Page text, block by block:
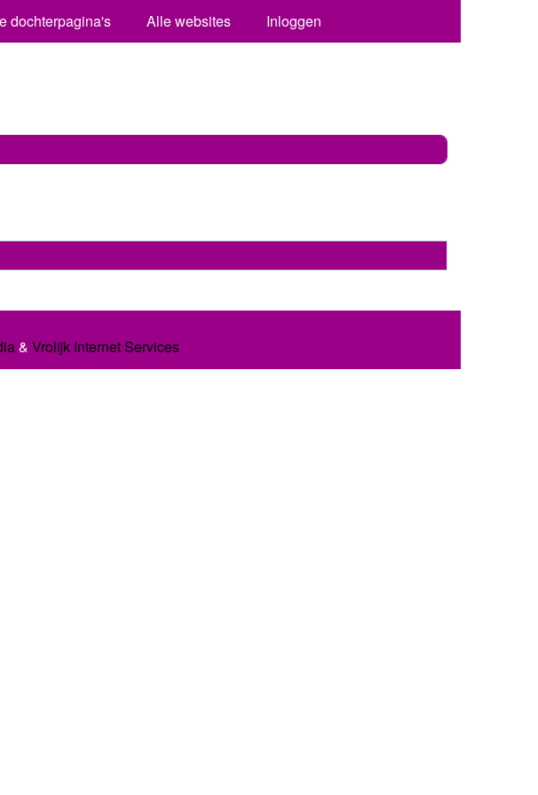
dochterpagina's Alle websites Inloggen
& Vrolijk Internet Services